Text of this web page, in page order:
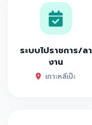
ระบบไปราชการ/ลา
งาน
เกาะหลีเป๊ะ